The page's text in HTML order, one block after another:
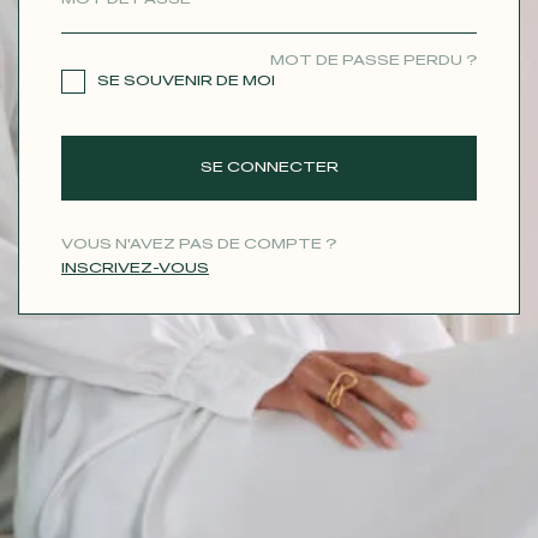
MOT DE PASSE PERDU ?
SE SOUVENIR DE MOI
SE CONNECTER
VOUS N'AVEZ PAS DE COMPTE ?
INSCRIVEZ-VOUS